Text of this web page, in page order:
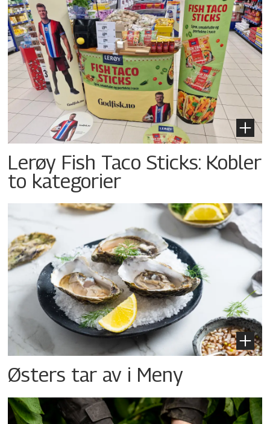
Lerøy Fish Taco Sticks: Kobler
to kategorier
Østers tar av i Meny